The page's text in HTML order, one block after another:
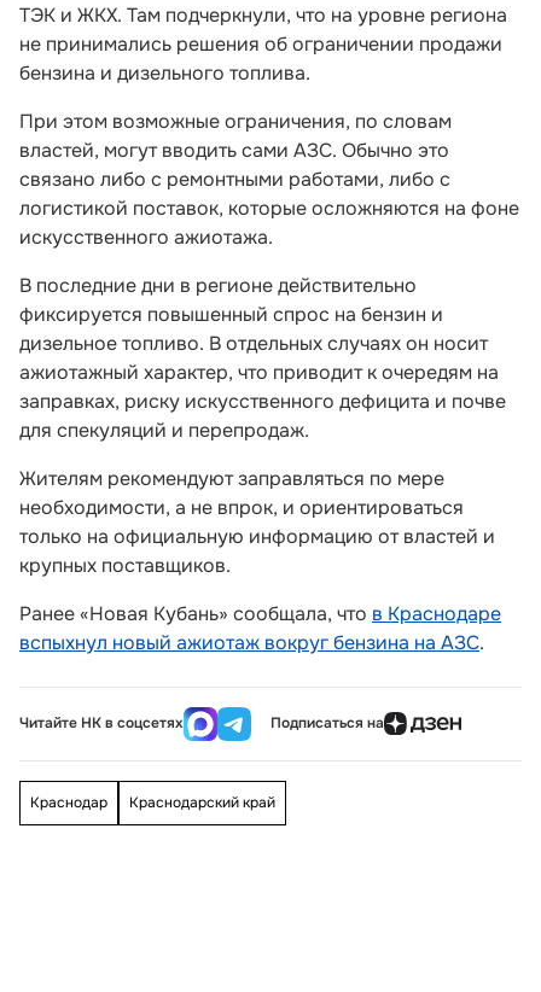
ТЭК и ЖКХ. Там подчеркнули, что на уровне региона
не принимались решения об ограничении продажи
бензина и дизельного топлива.
При этом возможные ограничения, по словам
властей, могут вводить сами АЗС. Обычно это
связано либо с ремонтными работами, либо с
логистикой поставок, которые осложняются на фоне
искусственного ажиотажа.
В последние дни в регионе действительно
фиксируется повышенный спрос на бензин и
дизельное топливо. В отдельных случаях он носит
ажиотажный характер, что приводит к очередям на
заправках, риску искусственного дефицита и почве
для спекуляций и перепродаж.
Жителям рекомендуют заправляться по мере
необходимости, а не впрок, и ориентироваться
только на официальную информацию от властей и
крупных поставщиков.
Ранее «Новая Кубань» сообщала, что в Краснодаре
вспыхнул новый ажиотаж вокруг бензина на АЗС.
Читайте НК в соцсетях Подписаться на
Краснодар Краснодарский край